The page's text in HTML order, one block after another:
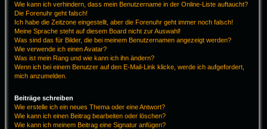
Wie kann ich verhindern, dass mein Benutzername in der Online-Liste auftaucht?
Die Forenuhr geht falsch!
Ich habe die Zeitzone eingestellt, aber die Forenuhr geht immer noch falsch!
Meine Sprache steht auf diesem Board nicht zur Auswahl!
Was sind das für Bilder, die bei meinem Benutzernamen angezeigt werden?
Wie verwende ich einen Avatar?
Was ist mein Rang und wie kann ich ihn ändern?
Wenn ich bei einem Benutzer auf den E-Mail-Link klicke, werde ich aufgefordert,
mich anzumelden.
Beiträge schreiben
Wie erstelle ich ein neues Thema oder eine Antwort?
Wie kann ich einen Beitrag bearbeiten oder löschen?
Wie kann ich meinem Beitrag eine Signatur anfügen?